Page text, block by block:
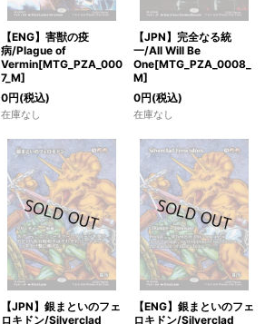
【ENG】害獣の疫
病/Plague of
Vermin[MTG_PZA_000
7_M]
0円(税込)
在庫なし
【JPN】完全なる統
一/All Will Be
One[MTG_PZA_0008_
M]
0円(税込)
在庫なし
【JPN】銀まといのフェ
ロキドン/Silverclad
【ENG】銀まといのフェ
ロキドン/Silverclad